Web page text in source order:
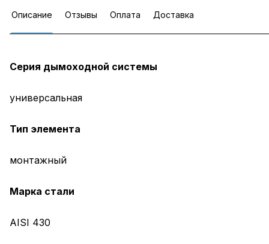
Описание Отзывы Оплата Доставка
Серия дымоходной системы
универсальная
Тип элемента
монтажный
Марка стали
AISI 430